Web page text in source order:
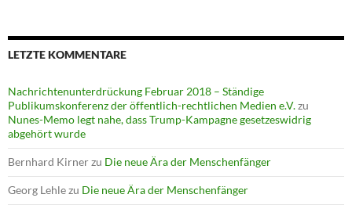
LETZTE KOMMENTARE
Nachrichtenunterdrückung Februar 2018 – Ständige
Publikumskonferenz der öffentlich-rechtlichen Medien e.V.zu
Nunes-Memo legt nahe, dass Trump-Kampagne gesetzeswidrig
abgehört wurde
Bernhard Kirnerzu Die neue Ära der Menschenfänger
Georg Lehlezu Die neue Ära der Menschenfänger